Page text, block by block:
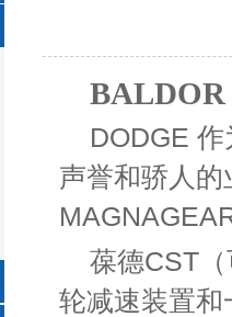
BALDOR
DODGE
声誉和骄人
葆德CST
轮减速装置